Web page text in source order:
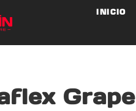
INICIO
Grape